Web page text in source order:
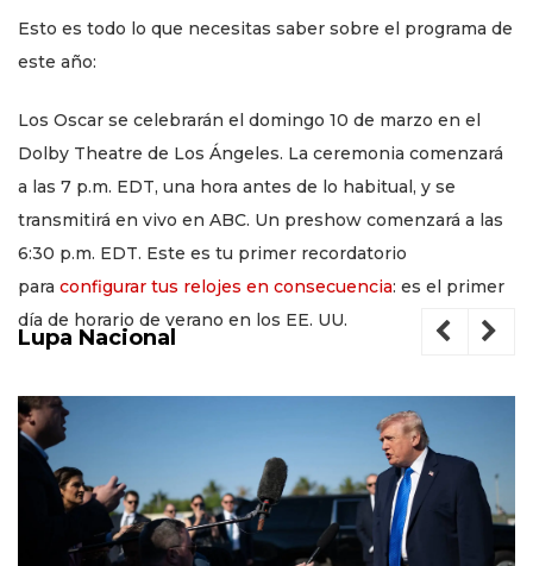
Esto es todo lo que necesitas saber sobre el programa de
este año:
Los Oscar se celebrarán el domingo 10 de marzo en el
Dolby Theatre de Los Ángeles. La ceremonia comenzará
a las 7 p.m. EDT, una hora antes de lo habitual, y se
transmitirá en vivo en ABC. Un preshow comenzará a las
6:30 p.m. EDT. Este es tu primer recordatorio
para configurar tus relojes en consecuencia: es el primer
día de horario de verano en los EE. UU.
Lupa Nacional